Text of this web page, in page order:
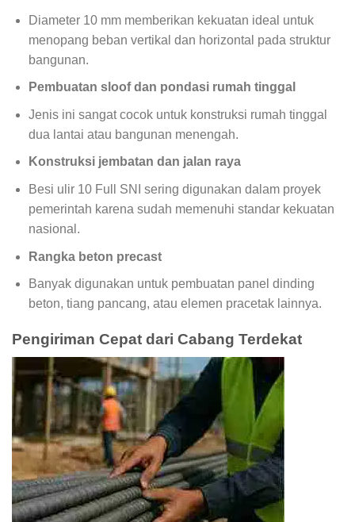
Diameter 10 mm memberikan kekuatan ideal untuk
menopang beban vertikal dan horizontal pada struktur
bangunan.
Pembuatan sloof dan pondasi rumah tinggal
Jenis ini sangat cocok untuk konstruksi rumah tinggal
dua lantai atau bangunan menengah.
Konstruksi jembatan dan jalan raya
Besi ulir 10 Full SNI sering digunakan dalam proyek
pemerintah karena sudah memenuhi standar kekuatan
nasional.
Rangka beton precast
Banyak digunakan untuk pembuatan panel dinding
beton, tiang pancang, atau elemen pracetak lainnya.
Pengiriman Cepat dari Cabang Terdekat